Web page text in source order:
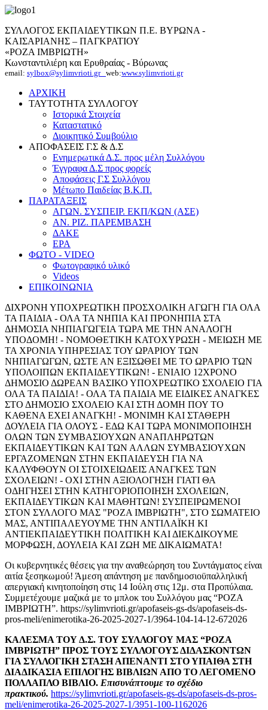
ΣΥΛΛΟΓΟΣ ΕΚΠΑΙΔΕΥΤΙΚΩΝ Π.Ε. ΒΥΡΩΝΑ -
ΚΑΙΣΑΡΙΑΝΗΣ – ΠΑΓΚΡΑΤΙΟΥ
«ΡΟΖΑ ΙΜΒΡΙΩΤΗ»
Κωνσταντιλιέρη και Ερυθραίας - Βύρωνας
email: sylbox@sylimvrioti.gr web:www.sylimvrioti.gr
ΑΡΧΙΚΗ
ΤΑΥΤΟΤΗΤΑ ΣΥΛΛΟΓΟΥ
Ιστορικά Στοιχεία
Καταστατικό
Διοικητικό Συμβούλιο
ΑΠΟΦΑΣΕΙΣ Γ.Σ & Δ.Σ
Ενημερωτικά Δ.Σ. προς μέλη Συλλόγου
Έγγραφα Δ.Σ προς φορείς
Αποφάσεις Γ.Σ Συλλόγου
Μέτωπο Παιδείας Β.Κ.Π.
ΠΑΡΑΤΑΞΕΙΣ
ΑΓΩΝ. ΣΥΣΠΕΙΡ. ΕΚΠ/ΚΩΝ (ΑΣΕ)
ΑΝ. ΡΙΖ. ΠΑΡΕΜΒΑΣΗ
ΔΑΚΕ
ΕΡΑ
ΦΩΤΟ - VIDEO
Φωτογραφικό υλικό
Videos
ΕΠΙΚΟΙΝΩΝΙΑ
ΔΙΧΡΟΝΗ ΥΠΟΧΡΕΩΤΙΚΗ ΠΡΟΣΧΟΛΙΚΗ ΑΓΩΓΗ ΓΙΑ ΟΛΑ
ΤΑ ΠΑΙΔΙΑ - ΟΛΑ ΤΑ ΝΗΠΙΑ ΚΑΙ ΠΡΟΝΗΠΙΑ ΣΤΑ
ΔΗΜΟΣΙΑ ΝΗΠΙΑΓΩΓΕΙΑ ΤΩΡΑ ΜΕ ΤΗΝ ΑΝΑΛΟΓΗ
ΥΠΟΔΟΜΗ! - ΝΟΜΟΘΕΤΙΚΗ ΚΑΤΟΧΥΡΩΣΗ - ΜΕΙΩΣΗ ΜΕ
ΤΑ ΧΡΟΝΙΑ ΥΠΗΡΕΣΙΑΣ ΤΟΥ ΩΡΑΡΙΟΥ ΤΩΝ
ΝΗΠΙΑΓΩΓΩΝ, ΩΣΤΕ ΑΝ ΕΞΙΣΩΘΕΙ ΜΕ ΤΟ ΩΡΑΡΙΟ ΤΩΝ
ΥΠΟΛΟΙΠΩΝ ΕΚΠΑΙΔΕΥΤΙΚΩΝ! - ΕΝΙΑΙΟ 12ΧΡΟΝΟ
ΔΗΜΟΣΙΟ ΔΩΡΕΑΝ ΒΑΣΙΚΟ ΥΠΟΧΡΕΩΤΙΚΟ ΣΧΟΛΕΙΟ ΓΙΑ
ΟΛΑ ΤΑ ΠΑΙΔΙΑ! - ΟΛΑ ΤΑ ΠΑΙΔΙΑ ΜΕ ΕΙΔΙΚΕΣ ΑΝΑΓΚΕΣ
ΣΤΟ ΔΗΜΟΣΙΟ ΣΧΟΛΕΙΟ ΚΑΙ ΣΤΗ ΔΟΜΗ ΠΟΥ ΤΟ
ΚΑΘΕΝΑ ΕΧΕΙ ΑΝΑΓΚΗ! - ΜΟΝΙΜΗ ΚΑΙ ΣΤΑΘΕΡΗ
ΔΟΥΛΕΙΑ ΓΙΑ ΟΛΟΥΣ - ΕΔΩ ΚΑΙ ΤΩΡΑ ΜΟΝΙΜΟΠΟΙΗΣΗ
ΟΛΩΝ ΤΩΝ ΣΥΜΒΑΣΙΟΥΧΩΝ ΑΝΑΠΛΗΡΩΤΩΝ
ΕΚΠΑΙΔΕΥΤΙΚΩΝ ΚΑΙ ΤΩΝ ΑΛΛΩΝ ΣΥΜΒΑΣΙΟΥΧΩΝ
ΕΡΓΑΖΟΜΕΝΩΝ ΣΤΗΝ ΕΚΠΑΙΔΕΥΣΗ ΓΙΑ ΝΑ
ΚΑΛΥΦΘΟΥΝ ΟΙ ΣΤΟΙΧΕΙΩΔΕΙΣ ΑΝΑΓΚΕΣ ΤΩΝ
ΣΧΟΛΕΙΩΝ! - ΟΧΙ ΣΤΗΝ ΑΞΙΟΛΟΓΗΣΗ ΓΙΑΤΙ ΘΑ
ΟΔΗΓΗΣΕΙ ΣΤΗΝ ΚΑΤΗΓΟΡΙΟΠΟΙΗΣΗ ΣΧΟΛΕΙΩΝ,
ΕΚΠΑΙΔΕΥΤΙΚΩΝ ΚΑΙ ΜΑΘΗΤΩΝ! ΣΥΣΠΕΙΡΩΜΕΝΟΙ
ΣΤΟΝ ΣΥΛΛΟΓΟ ΜΑΣ "ΡΟΖΑ ΙΜΒΡΙΩΤΗ", ΣΤΟ ΣΩΜΑΤΕΙΟ
ΜΑΣ, ΑΝΤΙΠΑΛΕΥΟΥΜΕ ΤΗΝ ΑΝΤΙΛΑΪΚΗ ΚΙ
ΑΝΤΙΕΚΠΑΙΔΕΥΤΙΚΗ ΠΟΛΙΤΙΚΗ ΚΑΙ ΔΙΕΚΔΙΚΟΥΜΕ
ΜΟΡΦΩΣΗ, ΔΟΥΛΕΙΑ ΚΑΙ ΖΩΗ ΜΕ ΔΙΚΑΙΩΜΑΤΑ!
Οι κυβερνητικές θέσεις για την αναθεώρηση του Συντάγματος είναι
αιτία ξεσηκωμού! Άμεση απάντηση με πανδημοσιοϋπαλληλική
απεργιακή κινητοποίηση στις 14 Ιούλη στις 12μ. στα Προπύλαια.
Συμμετέχουμε μαζικά με το μπλοκ του Συλλόγου μας “ΡΟΖΑ
ΙΜΒΡΙΩΤΗ”. https://sylimvrioti.gr/apofaseis-gs-ds/apofaseis-ds-
pros-meli/enimerotika-26-2025-2027-1/3964-104-14-12-672026
ΚΑΛΕΣΜΑ ΤΟΥ Δ.Σ. ΤΟΥ ΣΥΛΛΟΓΟΥ ΜΑΣ “ΡΟΖΑ
ΙΜΒΡΙΩΤΗ” ΠΡΟΣ ΤΟΥΣ ΣΥΛΛΟΓΟΥΣ ΔΙΔΑΣΚΟΝΤΩΝ
ΓΙΑ ΣΥΛΛΟΓΙΚΗ ΣΤΑΣΗ ΑΠΕΝΑΝΤΙ ΣΤΟ ΥΠΑΙΘΑ ΣΤΗ
ΔΙΑΔΙΚΑΣΙΑ ΕΠΙΛΟΓΗΣ ΒΙΒΛΙΩΝ ΑΠΟ ΤΟ ΛΕΓΟΜΕΝΟ
ΠΟΛΛΑΠΛΟ ΒΙΒΛΙΟ. Επισυνάπτουμε το σχέδιο
πρακτικού. https://sylimvrioti.gr/apofaseis-gs-ds/apofaseis-ds-pros-
meli/enimerotika-26-2025-2027-1/3951-100-1162026